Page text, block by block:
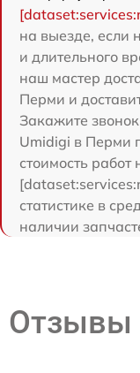
на выезде, если
и длительного
наш мастер
Перми и
Закажите
Umidigi в Перми
стоимость
статистике в
наличии
Отзывы